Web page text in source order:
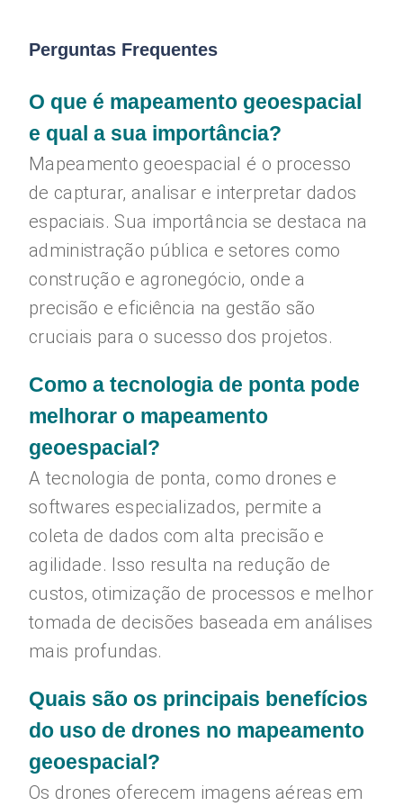
Perguntas Frequentes
O que é mapeamento geoespacial
e qual a sua importância?
Mapeamento geoespacial é o processo
de capturar, analisar e interpretar dados
espaciais. Sua importância se destaca na
administração pública e setores como
construção e agronegócio, onde a
precisão e eficiência na gestão são
cruciais para o sucesso dos projetos.
Como a tecnologia de ponta pode
melhorar o mapeamento
geoespacial?
A tecnologia de ponta, como drones e
softwares especializados, permite a
coleta de dados com alta precisão e
agilidade. Isso resulta na redução de
custos, otimização de processos e melhor
tomada de decisões baseada em análises
mais profundas.
Quais são os principais benefícios
do uso de drones no mapeamento
geoespacial?
Os drones oferecem imagens aéreas em